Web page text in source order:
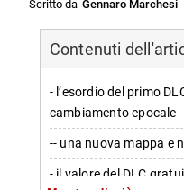
Scritto da Gennaro Marchesi
Contenuti
- l’esordio del primo
cambiamento epocale
-- una nuova mappa e
- il valore del DLC